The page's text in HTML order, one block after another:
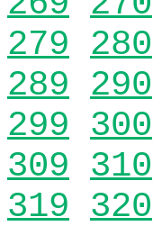
279 280
289 290
299 300
309 310
319 320